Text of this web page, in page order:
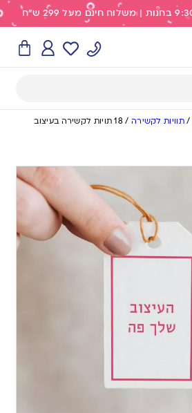
/תוויות לקשירה /
18 תויות לקשירה בעיצוב